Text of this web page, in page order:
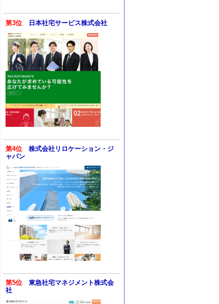
第3位 日本社宅サービス株式会社
第4位
株式会社リロケーション・ジ
ャパン
第5位
東急社宅マネジメント株式会
社